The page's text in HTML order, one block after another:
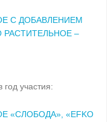
С ДОБАВЛЕНИЕМ
–
участия:
«СЛОБОДА», «EFKO